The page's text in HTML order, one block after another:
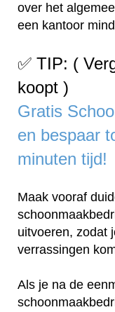
over het
een kantoor
✅ TIP: (
koopt )
Gratis
en bespaar
minuten tijd!
Maak vooraf
uitvoeren, zodat
verrassingen
Als je na de